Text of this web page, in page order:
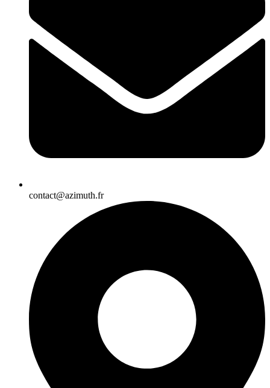
contact@azimuth.fr